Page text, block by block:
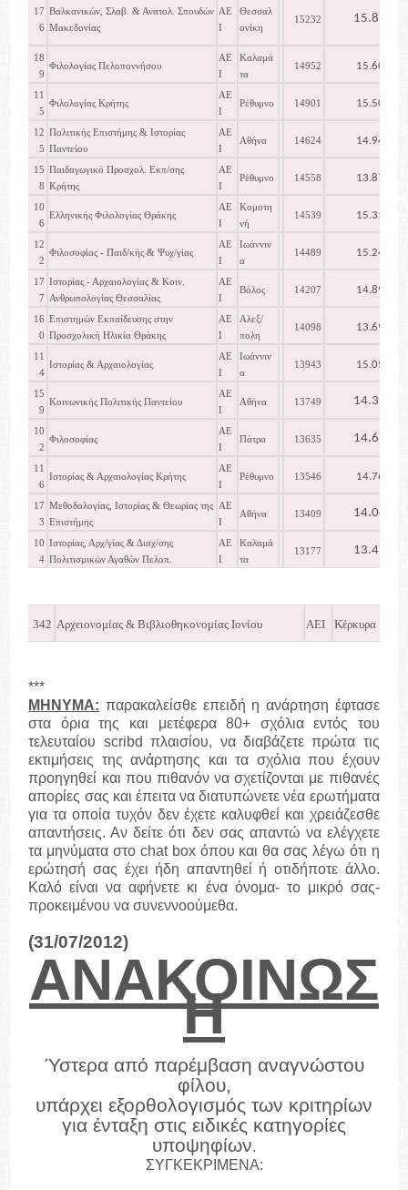
17
6
Βαλκανικών, Σλαβ. & Ανατολ. Σπουδών
Μακεδονίας
ΑΕ
Ι
Θεσσαλ
ονίκη
15232 15.817
18
9
Φιλολογίας Πελοποννήσου
ΑΕ
Ι
Καλαμά
τα
14952 15.602
11
5
Φιλολογίας Κρήτης
ΑΕ
Ι
Ρέθυμνο 14901 15.501
12
5
Πολιτικής Επιστήμης & Ιστορίας
Παντείου
ΑΕ
Ι
Αθήνα 14624 14.949
15
8
Παιδαγωγικό Προσχολ. Εκπ/σης
Κρήτης
ΑΕ
Ι
Ρέθυμνο 14558 13.872
10
6
Ελληνικής Φιλολογίας Θράκης
ΑΕ
Ι
Κομοτη
νή
14539 15.319
12
2
Φιλοσοφίας - Παιδ/κής & Ψυχ/γίας
ΑΕ
Ι
Ιωάννιν
α
14489 15.248
17
7
Ιστορίας - Αρχαιολογίας & Κοιν.
Ανθρωπολογίας Θεσσαλίας
ΑΕ
Ι
Βόλος 14207 14.894
16
0
Επιστημών Εκπαίδευσης στην
Προσχολική Ηλικία Θράκης
ΑΕ
Ι
Αλεξ/
πολη
14098 13.697
11
4
Ιστορίας & Αρχαιολογίας
ΑΕ
Ι
Ιωάννιν
α
13943 15.054
15
9
Κοινωνικής Πολιτικής Παντείου
ΑΕ
Ι
Αθήνα 13749 14.357
10
2
Φιλοσοφίας
ΑΕ
Ι
Πάτρα 13635 14.630
11
6
Ιστορίας & Αρχαιολογίας Κρήτης
ΑΕ
Ι
Ρέθυμνο 13546 14.767
17
3
Μεθοδολογίας, Ιστορίας & Θεωρίας της
Επιστήμης
ΑΕ
Ι
Αθήνα 13409 14.046
10
4
Ιστορίας, Αρχ/γίας & Διαχ/σης
Πολιτισμικών Αγαθών Πελοπ.
ΑΕ
Ι
Καλαμά
τα
13177 13.415
342 Αρχειονομίας & Βιβλιοθηκονομίας Ιονίου ΑΕΙ Κέρκυρα
***
ΜΗΝΥΜΑ: παρακαλείσθε επειδή η ανάρτηση έφτασε
στα όρια της και μετέφερα 80+ σχόλια εντός του
τελευταίου scribd πλαισίου, να διαβάζετε πρώτα τις
εκτιμήσεις της ανάρτησης και τα σχόλια που έχουν
προηγηθεί και που πιθανόν να σχετίζονται με πιθανές
απορίες σας και έπειτα να διατυπώνετε νέα ερωτήματα
για τα οποία τυχόν δεν έχετε καλυφθεί και χρειάζεσθε
απαντήσεις. Αν δείτε ότι δεν σας απαντώ να ελέγχετε
τα μηνύματα στο chat box όπου και θα σας λέγω ότι η
ερώτησή σας έχει ήδη απαντηθεί ή οτιδήποτε άλλο.
Καλό είναι να αφήνετε κι ένα όνομα- το μικρό σας-
προκειμένου να συνεννοούμεθα.
(31/07/2012)
ΑΝΑΚΟΙΝΩΣ
Η
Ύστερα από παρέμβαση αναγνώστου
φίλου,
υπάρχει εξορθολογισμός των κριτηρίων
για ένταξη στις ειδικές κατηγορίες
υποψηφίων.
ΣΥΓΚΕΚΡΙΜΕΝΑ: